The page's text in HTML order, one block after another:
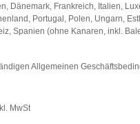
Dänemark, Frankreich, Italien,
Portugal, Polen, Ungarn,
Spanien (ohne Kanaren, inkl.
Allgemeinen
MwSt